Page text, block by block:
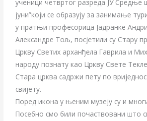
ученици четвртог разреда ЈУ Средње
јуни”који се образују за занимање
у пратњи професорица Јадранке
Александре Тољ, посјетили су Стару
Цркву Светих арханђела Гаврила и
народу познату као Цркву Свете
Стара црква садржи пету по
свијету.
Поред икона у њеним музеју су и
Посебно смо били почаствовани што